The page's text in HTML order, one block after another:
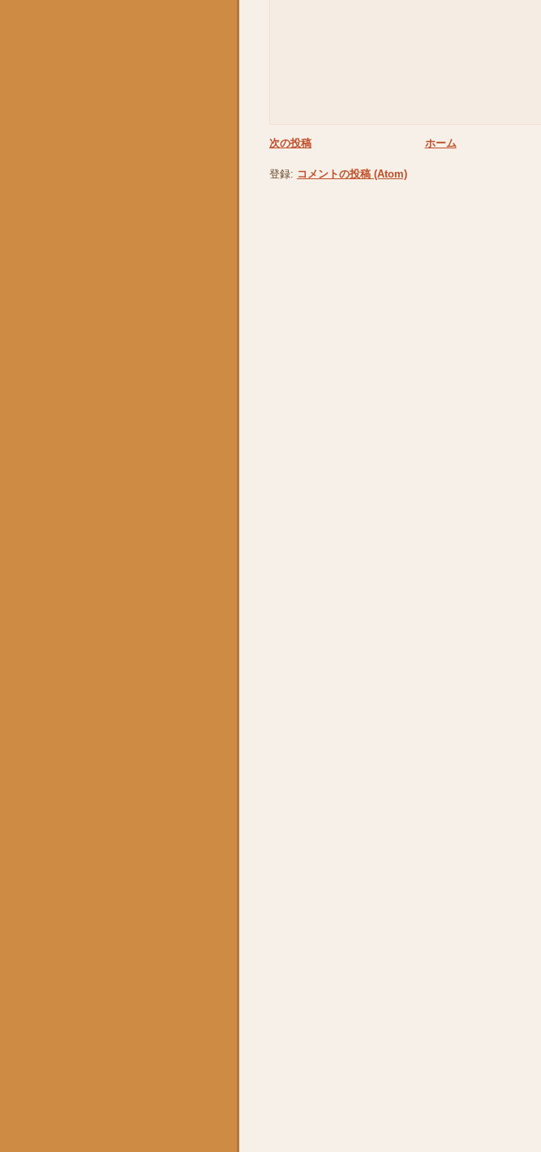
次の投稿 ホーム
登録: コメントの投稿 (Atom)